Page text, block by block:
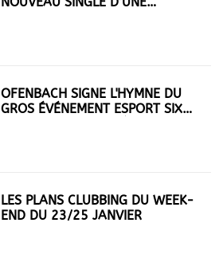
OFENBACH SIGNE L'HYMNE DU
GROS ÉVÉNEMENT ESPORT SIX
LES PLANS CLUBBING DU WEEK-
END DU 23/25 JANVIER